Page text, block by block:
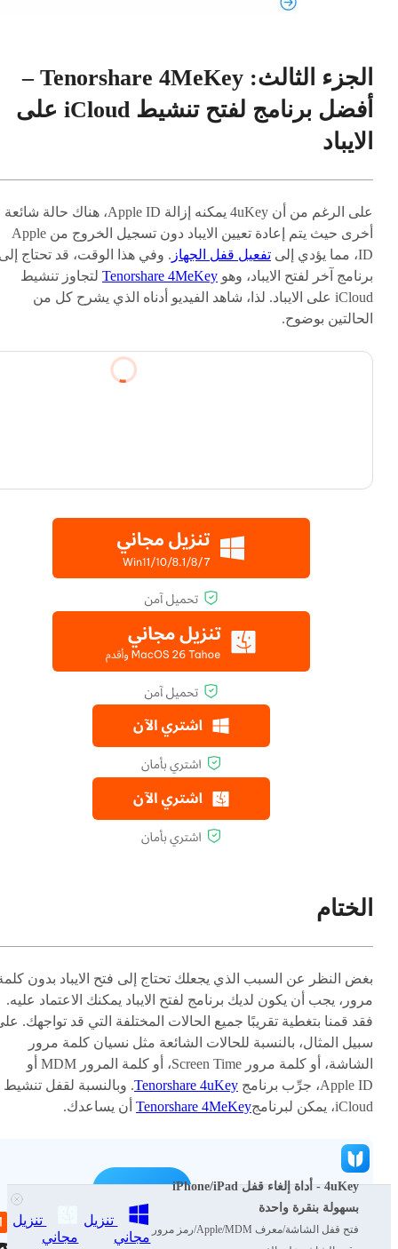
الجزء الثالث: Tenorshare 4MeKey –
أفضل برنامج لفتح تنشيط iCloud على
الايباد
على الرغم من أن 4uKey يمكنه إزالة Apple ID، هناك حالة شائعة
أخرى حيث يتم إعادة تعيين الايباد دون تسجيل الخروج من Apple
ID، مما يؤدي إلى
تفعيل قفل الجهاز . وفي هذا الوقت، قد تحتاج
برنامج آخر لفتح الايباد، وهو Tenorshare 4MeKey لتجاوز تنشيط
iCloud على الايباد. لذا، شاهد الفيديو أدناه الذي يشرح كل من
الحالتين بوضوح.
الختام
بغض النظر عن السبب الذي يجعلك تحتاج إلى فتح الايباد بدون
مرور، يجب أن يكون لديك برنامج لفتح الايباد يمكنك الاعتماد عليه.
فقد قمنا بتغطية تقريبًا جميع الحالات المختلفة التي قد تواجهك.
سبيل المثال، بالنسبة للحالات الشائعة مثل نسيان كلمة مرور
الشاشة، أو كلمة مرور Screen Time، أو كلمة المرور MDM أو
Apple ID، جرِّب برنامج
Tenorshare 4uKey. وبالنسبة لقفل تنشيط
iCloud، يمكن لبرنامج
Tenorshare 4MeKey أن يساعدك.
4uKey - أداة إلغاء قفل iPhone/iPad
بسهولة بنقرة واحدة
فتح قفل الشاشة/معرف Apple/MDM/رمز مرور
تنزيل
مجاني
تنزيل
مجاني